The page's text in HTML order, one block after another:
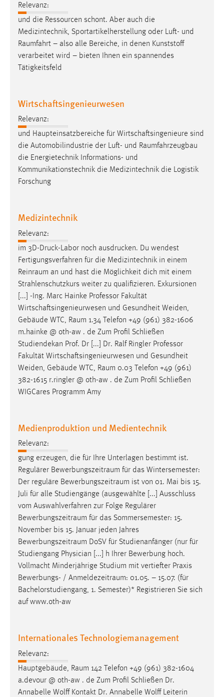
Relevanz:
und die Ressourcen schont. Aber auch die
Medizintechnik, Sportartikelherstellung oder Luft- und
Raumfahrt – also alle Bereiche, in denen Kunststoff
verarbeitet wird – bieten Ihnen ein spannendes
Tätigkeitsfeld
Wirtschaftsingenieurwesen
Relevanz:
und Haupteinsatzbereiche für Wirtschaftsingenieure sind
die Automobilindustrie der Luft- und Raumfahrzeugbau
die Energietechnik Informations- und
Kommunikationstechnik die Medizintechnik die Logistik
Forschung
Medizintechnik
Relevanz:
im 3D-Druck-Labor noch ausdrucken. Du wendest
Fertigungsverfahren für die Medizintechnik in einem
Reinraum an und hast die Möglichkeit dich mit einem
Strahlenschutzkurs weiter zu qualifizieren. Exkursionen
[...] -Ing. Marc Hainke Professor Fakultät
Wirtschaftsingenieurwesen und Gesundheit Weiden,
Gebäude WTC, Raum 1.34 Telefon +49 (961) 382-1606
m.hainke @ oth-aw . de Zum Profil Schließen
Studiendekan Prof. Dr [...] Dr. Ralf Ringler Professor
Fakultät Wirtschaftsingenieurwesen und Gesundheit
Weiden, Gebäude WTC, Raum 0.03 Telefon +49 (961)
382-1615 r.ringler @ oth-aw . de Zum Profil Schließen
WIGCares Programm Amy
Medienproduktion und Medientechnik
Relevanz:
gung erzeugen, die für Ihre Unterlagen bestimmt ist.
Regulärer Bewerbungszeitraum für das Wintersemester:
Der reguläre Bewerbungszeitraum ist von 01. Mai bis 15.
Juli für alle Studiengänge (ausgewählte [...] Ausschluss
vom Auswahlverfahren zur Folge Regulärer
Bewerbungszeitraum für das Sommersemester: 15.
November bis 15. Januar jeden Jahres
Bewerbungszeitraum DoSV für Studienanfänger (nur für
Studiengang Physician [...] h Ihrer Bewerbung hoch.
Vollmacht Minderjährige Studium mit vertiefter Praxis
Bewerbungs- / Anmeldezeitraum: 01.05. – 15.07. (für
Bachelorstudiengang, 1. Semester)* Registrieren Sie sich
auf www.oth-aw
Internationales Technologiemanagement
Relevanz:
Hauptgebäude, Raum 142 Telefon +49 (961) 382-1604
a.devour @ oth-aw . de Zum Profil Schließen Dr.
Annabelle Wolff Kontakt Dr. Annabelle Wolff Leiterin